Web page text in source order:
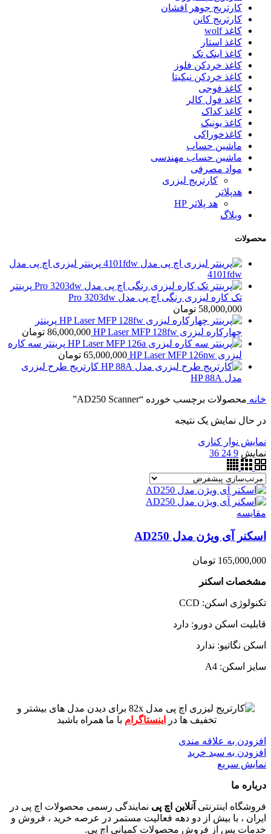
کارتریج جوهر افشان
کارتریج کانن
کاغذ wolf
کاغذ استار
کاغذ اینک تک
کاغذ خردکن فلوز
کاغذ خردکن نیکیتا
کاغذ فوجی
کاغذ فول کالر
کاغذ کداک
کاغذ یونیک
کاغذخوراکی
ماشین حساب
ماشین حساب مهندسی
مواد مصرفی
کارتریج لیزری
هدپلاتر
هد پلاتر HP
وبلاگ
محصولات
پرینتر لیزری اچ پی مدل
4101fdw
پرینتر
تک کاره لیزری رنگی اچ پی مدل Pro 3203dw
58,000,000 تومان
پرینتر
چهارکاره لیزری HP Laser MFP 128fw
86,000,000 تومان
پرینتر سه کاره
لیزری HP Laser MFP 126nw
65,000,000 تومان
کارتریج طرح لیزری
مدل HP 88A
خانه محصولات برچسب خورده “AD250 Scanner”
در حال نمایش یک نتیجه
نمایش نوار کناری
نمایش 9
24
36
مقايسه
اسکنر آی ویژن مدل AD250
165,000,000 تومان
مشخصات اسکنر
تکنولوژی اسکن: CCD
قابلیت اسکن دورو: دارد
اسکن نگاتیو: ندارد
سایز اسکن: A4
برای دیدن مدل های بیشتر و
تخفیف ها در
اینستاگرام با ما همراه باشید
افزودن به علاقه مندی
افزودن به سبد خرید
نمایش سریع
درباره ما
فروشگاه اینترنتی آنلاین اچ پی نمایندگی رسمی محصولات اچ پی در
ایران ، با بیش از دو دهه فعالیت مستمر در عرصه خرید ، فروش و
خدمات پس از فروش محصولات کمپانی اچ پی.